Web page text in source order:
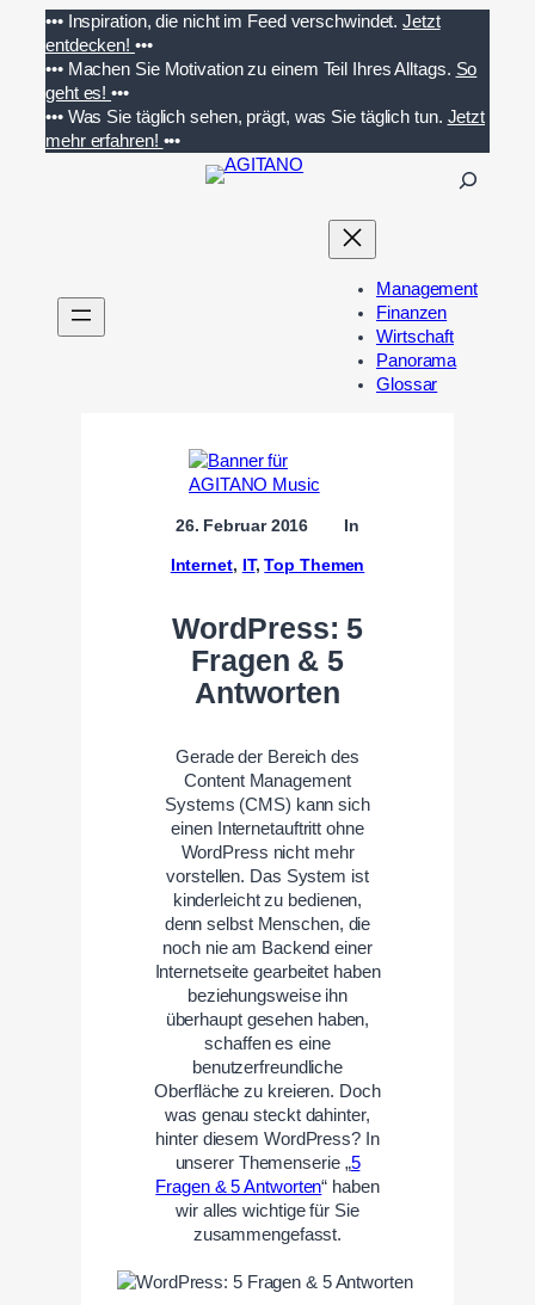
Inhalt
springen
••• Inspiration, die nicht im Feed verschwindet. Jetzt
entdecken! •••
••• Machen Sie Motivation zu einem Teil Ihres Alltags. So
geht es!•••
••• Was Sie täglich sehen, prägt, was Sie täglich tun. Jetzt
mehr erfahren! •••
n
Management
Finanzen
Wirtschaft
Panorama
Glossar
26. Februar 2016 In
Internet, IT, Top Themen
WordPress: 5
Fragen & 5
Antworten
Gerade der Bereich des
Content Management
Systems (CMS) kann sich
einen Internetauftritt ohne
WordPress nicht mehr
vorstellen. Das System ist
kinderleicht zu bedienen,
denn selbst Menschen, die
noch nie am Backend einer
Internetseite gearbeitet haben
beziehungsweise ihn
überhaupt gesehen haben,
schaffen es eine
benutzerfreundliche
Oberfläche zu kreieren. Doch
was genau steckt dahinter,
hinter diesem WordPress? In
unserer Themenserie „5
Fragen & 5 Antworten“ haben
wir alles wichtige für Sie
zusammengefasst.